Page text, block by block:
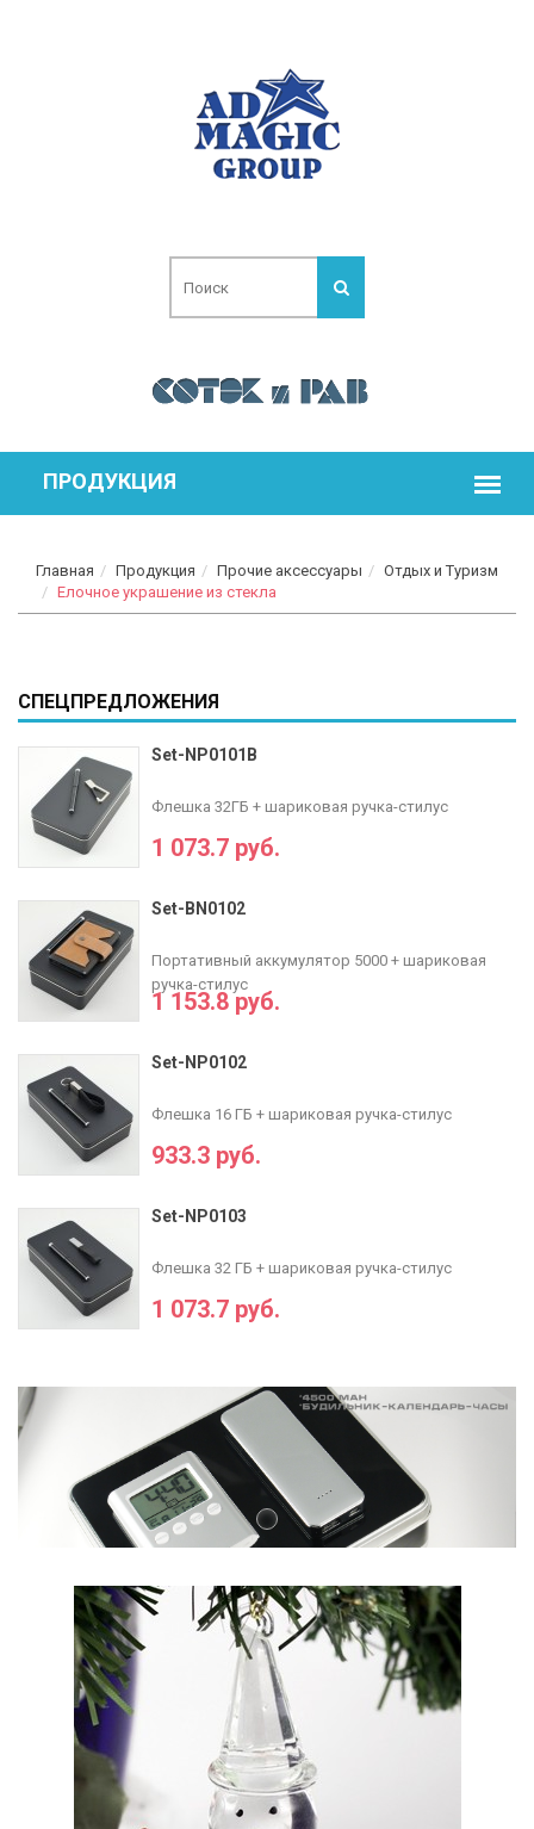
Главная Продукция Прочие аксессуары
Отдых и Туризм
Елочное украшение из стекла
СПЕЦПРЕДЛОЖЕНИЯ
Set-NP0101B
Флешка 32ГБ + шариковая ручка-стилус
1 073.7 руб.
Set-BN0102
Портативный аккумулятор 5000 + шариковая
ручка-стилус
1 153.8 руб.
Set-NP0102
Флешка 16 ГБ + шариковая ручка-стилус
933.3 руб.
Set-NP0103
Флешка 32 ГБ + шариковая ручка-стилус
1 073.7 руб.